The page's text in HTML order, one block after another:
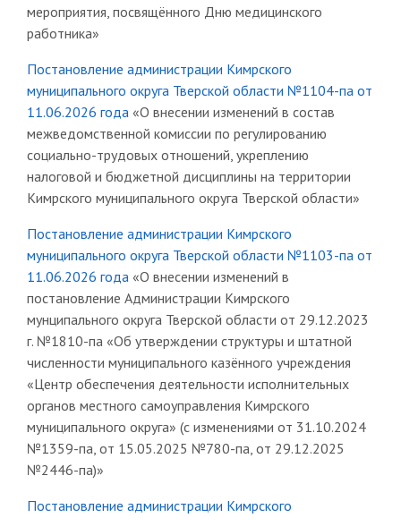
мероприятия, посвящённого Дню медицинского
работника»
Постановление администрации Кимрского
муниципального округа Тверской области №1104-па от
11.06.2026 года «О внесении изменений в состав
межведомственной комиссии по регулированию
социально-трудовых отношений, укреплению
налоговой и бюджетной дисциплины на территории
Кимрского муниципального округа Тверской области»
Постановление администрации Кимрского
муниципального округа Тверской области №1103-па от
11.06.2026 года «О внесении изменений в
постановление Администрации Кимрского
мунципального округа Тверской области от 29.12.2023
г. №1810-па «Об утверждении структуры и штатной
численности муниципального казённого учреждения
«Центр обеспечения деятельности исполнительных
органов местного самоуправления Кимрского
муниципального округа» (с изменениями от 31.10.2024
№1359-па, от 15.05.2025 №780-па, от 29.12.2025
№2446-па)»
Постановление администрации Кимрского